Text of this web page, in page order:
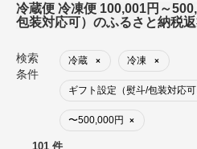
冷蔵便 冷凍便 100,001円～
包装対応可）のふるさと納税
検索
条件
冷蔵 × 冷凍 ×
ギフト設定（熨斗/包装対応可
〜500,000円 ×
101 件